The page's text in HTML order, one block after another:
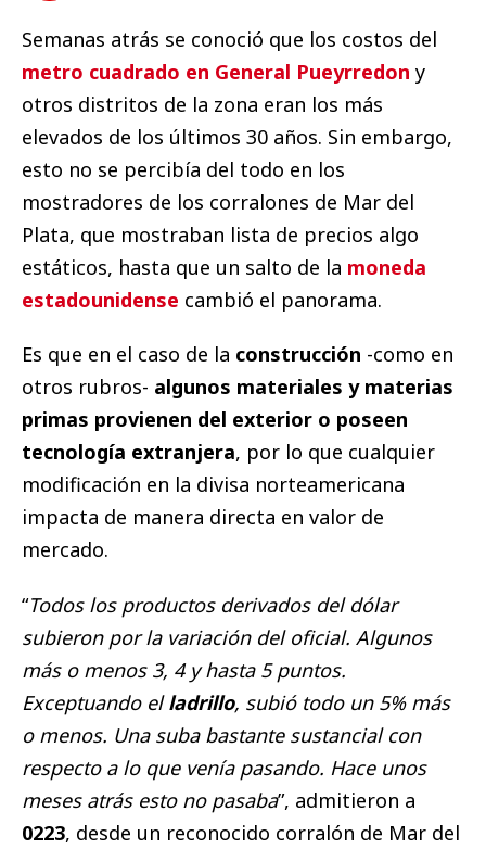
Semanas atrás se conoció que los costos del
metro cuadrado en General Pueyrredon y
otros distritos de la zona eran los más
elevados de los últimos 30 años. Sin embargo,
esto no se percibía del todo en los
mostradores de los corralones de Mar del
Plata, que mostraban lista de precios algo
estáticos, hasta que un salto de la moneda
estadounidense cambió el panorama.
Es que en el caso de la construcción -como en
otros rubros- algunos materiales y materias
primas provienen del exterior o poseen
tecnología extranjera, por lo que cualquier
modificación en la divisa norteamericana
impacta de manera directa en valor de
mercado.
“Todos los productos derivados del dólar
subieron por la variación del oficial. Algunos
más o menos 3, 4 y hasta 5 puntos.
Exceptuando elladrillo, subió todo un 5% más
o menos. Una suba bastante sustancial con
respecto a lo que venía pasando. Hace unos
meses atrás esto no pasaba”, admitieron a
0223, desde un reconocido corralón de Mar del